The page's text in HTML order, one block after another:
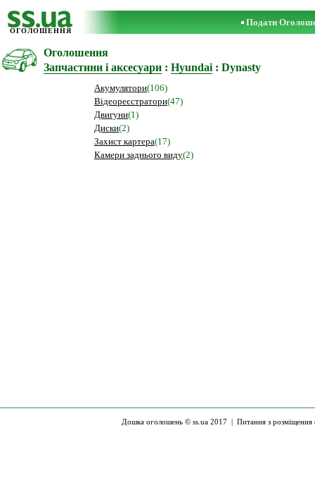
ОГОЛОШЕННЯ
Подати
Оголошення
Запчастини і аксесуари : Hyundai : Dynasty
Акумулятори(106)
Відеореєстратори(47)
Двигуни(1)
Диски(2)
Захист картера(17)
Камери заднього виду(2)
Дошка оголошень © ss.ua 2017 | Питання з